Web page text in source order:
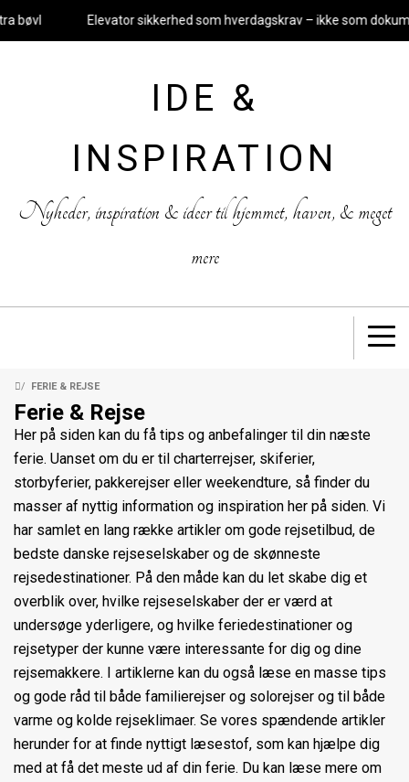
Elevator sikkerhed som hverdagskrav – ikke som
IDE &
INSPIRATION
Nyheder, inspiration & ideer til hjemmet, haven, & meget
mere
/ FERIE & REJSE
Ferie & Rejse
Her på siden kan du få tips og anbefalinger til din næste
ferie. Uanset om du er til charterrejser, skiferier,
storbyferier, pakkerejser eller weekendture, så finder du
masser af nyttig information og inspiration her på siden. Vi
har samlet en lang række artikler om gode rejsetilbud, de
bedste danske rejseselskaber og de skønneste
rejsedestinationer. På den måde kan du let skabe dig et
overblik over, hvilke rejseselskaber der er værd at
undersøge yderligere, og hvilke feriedestinationer og
rejsetyper der kunne være interessante for dig og dine
rejsemakkere. I artiklerne kan du også læse en masse tips
og gode råd til både familierejser og solorejser og til både
varme og kolde rejseklimaer. Se vores spændende artikler
herunder for at finde nyttigt læsestof, som kan hjælpe dig
med at få det meste ud af din ferie. Du kan læse mere om